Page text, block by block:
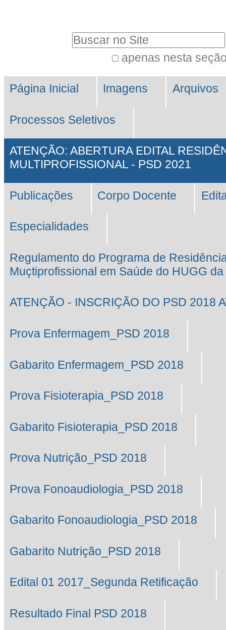
|
Ir
navegação
apenas nesta
Avançada…
Navegação
Página Inicial Imagens Arquivos
Processos Seletivos
ATENÇÃO: ABERTURA EDITAL
MULTIPROFISSIONAL - PSD 2021
Publicações Corpo Docente
Especialidades
Regulamento do Programa de
Muçtiprofissional em Saúde do HUGG
ATENÇÃO - INSCRIÇÃO DO PSD 2018
Prova Enfermagem_PSD 2018
Gabarito Enfermagem_PSD 2018
Prova Fisioterapia_PSD 2018
Gabarito Fisioterapia_PSD 2018
Prova Nutrição_PSD 2018
Prova Fonoaudiologia_PSD 2018
Gabarito Fonoaudiologia_PSD 2018
Gabarito Nutrição_PSD 2018
Edital 01 2017_Segunda Retificação
Resultado Final PSD 2018